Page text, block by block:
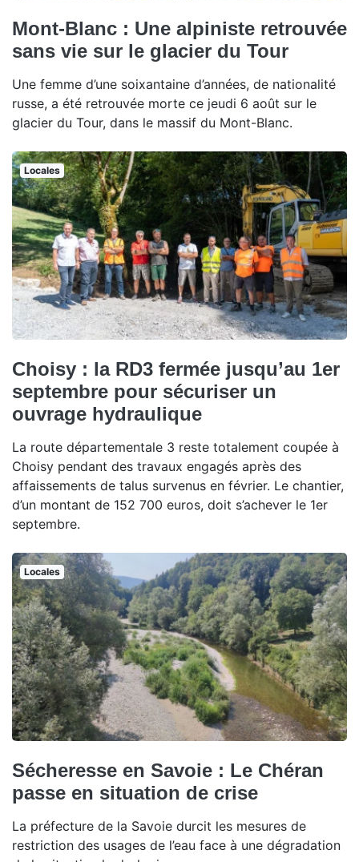
Mont-Blanc : Une alpiniste retrouvée
sans vie sur le glacier du Tour
Une femme d’une soixantaine d’années, de nationalité
russe, a été retrouvée morte ce jeudi 6 août sur le
glacier du Tour, dans le massif du Mont-Blanc.
Locales
Choisy : la RD3 fermée jusqu’au 1er
septembre pour sécuriser un
ouvrage hydraulique
La route départementale 3 reste totalement coupée à
Choisy pendant des travaux engagés après des
affaissements de talus survenus en février. Le chantier,
d’un montant de 152 700 euros, doit s’achever le 1er
septembre.
Locales
Sécheresse en Savoie : Le Chéran
passe en situation de crise
La préfecture de la Savoie durcit les mesures de
restriction des usages de l’eau face à une dégradation